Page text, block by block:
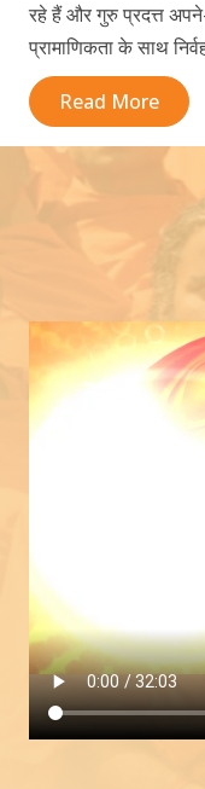
रहे हैं और गुरु प्रदत्त
प्रामाणिकता के साथ
Read More